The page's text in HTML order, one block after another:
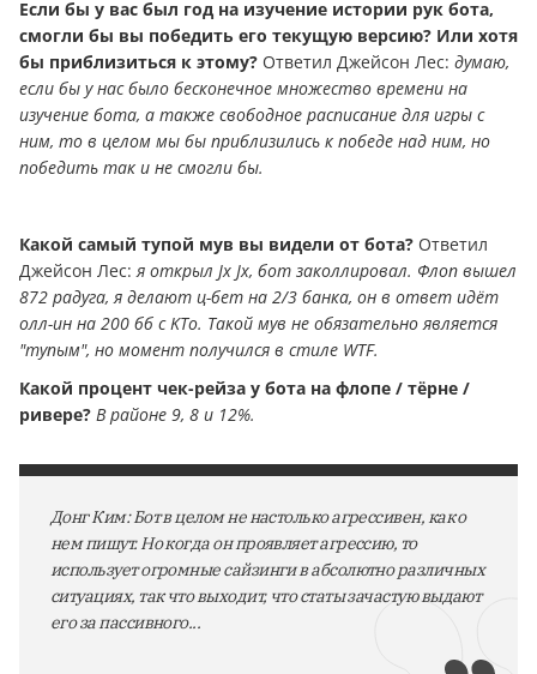
Если бы у вас был год на изучение истории рук бота,
смогли бы вы победить его текущую версию? Или хотя
бы приблизиться к этому? Ответил Джейсон Лес: думаю,
если бы у нас было бесконечное множество времени на
изучение бота, а также свободное расписание для игры с
ним, то в целом мы бы приблизились к победе над ним, но
победить так и не смогли бы.
Какой самый тупой мув вы видели от бота? Ответил
Джейсон Лес:я открыл Jx Jx, бот заколлировал. Флоп вышел
872 радуга, я делают ц-бет на 2/3 банка, он в ответ идёт
олл-ин на 200 бб с KTo. Такой мув не обязательно является
"тупым", но момент получился в стиле WTF.
Какой процент чек-рейза у бота на флопе / тёрне /
ривере? В районе 9, 8 и 12%.
Донг Ким: Бот в целом не настолько агрессивен, как о
нем пишут. Но когда он проявляет агрессию, то
использует огромные сайзинги в абсолютно различных
ситуациях, так что выходит, что статы зачастую выдают
его за пассивного...